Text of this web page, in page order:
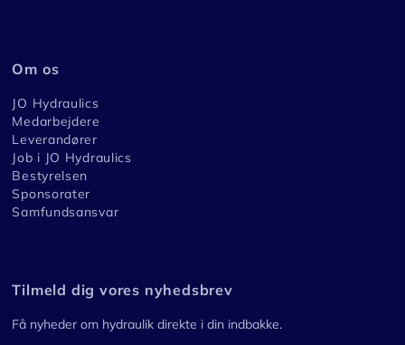
Om os
JO Hydraulics
Medarbejdere
Leverandører
Job i JO Hydraulics
Bestyrelsen
Sponsorater
Samfundsansvar
Tilmeld dig vores nyhedsbrev
Få nyheder om hydraulik direkte i din indbakke.